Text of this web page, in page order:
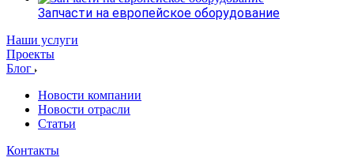
Запчасти на европейское оборудование
Наши услуги
Проекты
Блог
Новости компании
Новости отрасли
Статьи
Контакты